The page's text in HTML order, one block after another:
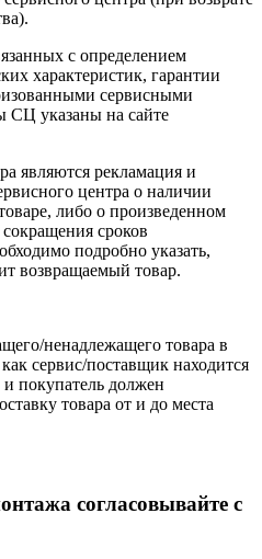
с определением
характеристик, гарантии
сервисными
СЦ указаны на сайте
являются рекламация и
центра о наличии
либо о произведенном
сроков
подробно указать,
возвращаемый товар.
ненадлежащего товара в
сервис/поставщик находится
покупатель должен
товара от и до места
согласовывайте с